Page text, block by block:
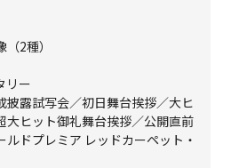
2種）
リー
露試写会／初日舞台挨拶／大ヒ
大ヒット御礼舞台挨拶／公開直前
ドプレミア レッドカーペット・